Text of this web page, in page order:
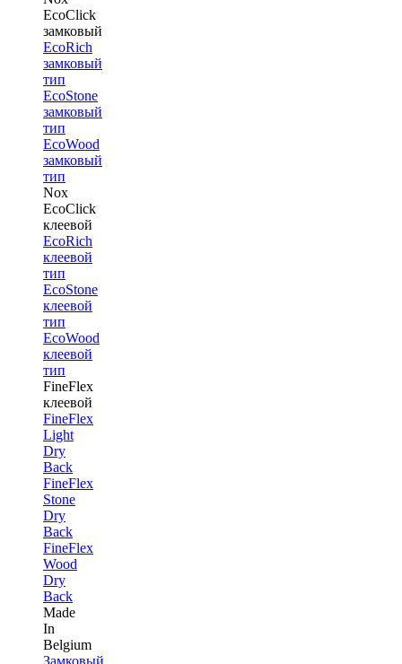
EcoClick
замковый
EcoRich
замковый
тип
EcoStone
замковый
тип
EcoWood
замковый
тип
Nox
EcoClick
клеевой
EcoRich
клеевой
тип
EcoStone
клеевой
тип
EcoWood
клеевой
тип
FineFlex
клеевой
FineFlex
Light
Dry
Back
FineFlex
Stone
Dry
Back
FineFlex
Wood
Dry
Back
Made
In
Belgium
Замковый